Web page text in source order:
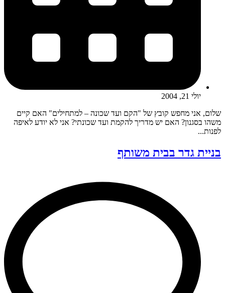
יולי 21, 2004
שלום, אני מחפש קובץ של "הקם ועד שכונה – למתחילים" האם קיים
משהו בסגנון? האם יש מדריך להקמת ועד שכונתי? אני לא יודע לאיפה
לפנות...
בניית גדר בבית משותף